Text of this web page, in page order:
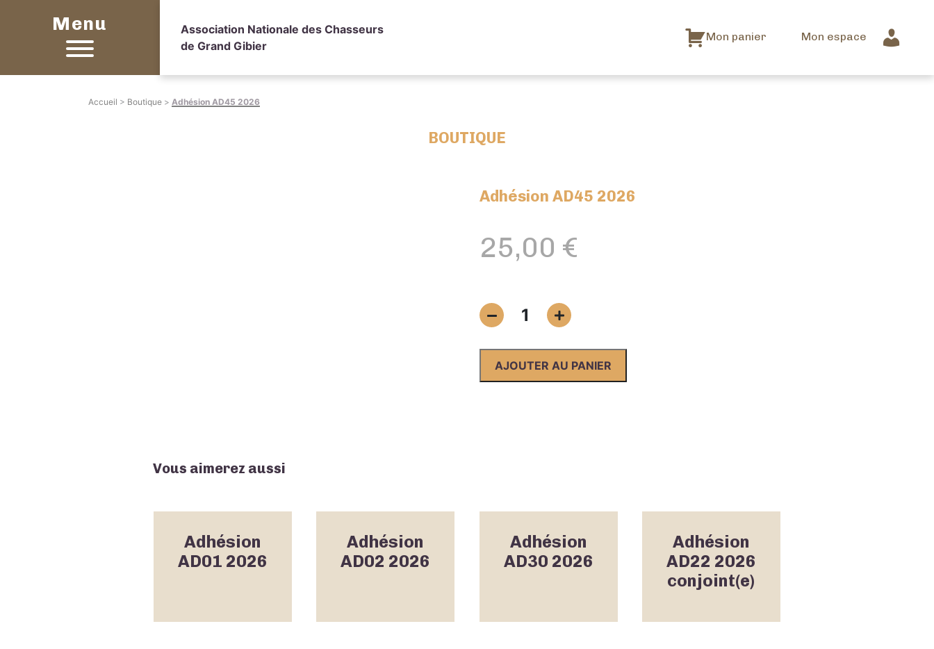
Menu
Association Nationale des Chasseurs
de Grand Gibier
Mon panier Mon espace
Accueil > Boutique > Adhésion AD45 2026
BOUTIQUE
Adhésion AD45 2026
25,00 €
quantité
de
AD45
2026
1
AJOUTER AU PANIER
Vous aimerez aussi
Adhésion
AD01 2026
Adhésion
AD02 2026
Adhésion
AD30 2026
Adhésion
AD22 2026
conjoint(e)